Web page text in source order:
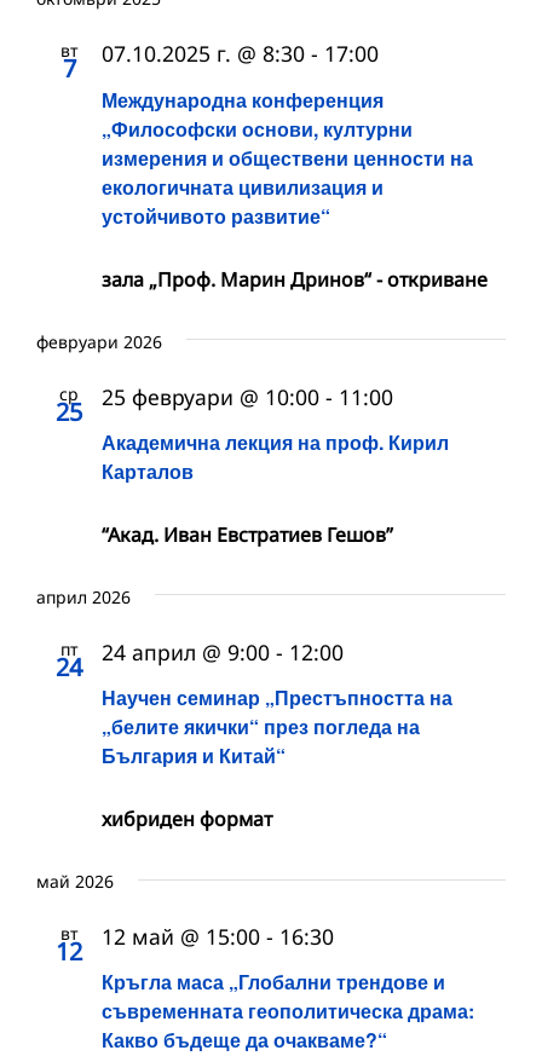
вт
7
Международна конференция
„Философски основи, културни
измерения и обществени ценности на
екологичната цивилизация и
устойчивото развитие“
07.10.2025 г. @ 8:30 - 17:00
зала „Проф. Марин Дринов“ - откриване
февруари 2026
ср
25
Академична лекция на проф. Кирил
Карталов
25 февруари @ 10:00 - 11:00
“Акад. Иван Евстратиев Гешов”
април 2026
пт
24
Научен семинар „Престъпността на
„белите якички“ през погледа на
България и Китай“
24 април @ 9:00 - 12:00
хибриден формат
май 2026
вт
12
Кръгла маса „Глобални трендове и
съвременната геополитическа драма:
Какво бъдеще да очакваме?“
12 май @ 15:00 - 16:30